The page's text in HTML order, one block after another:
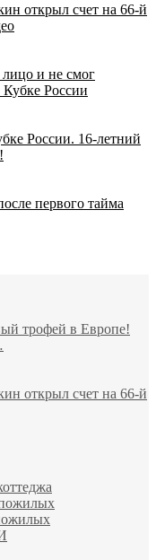
открыл счет на 66‑й
и не смог
России
России. 16-летний
первого тайма
трофей в Европе!
открыл счет на 66‑й